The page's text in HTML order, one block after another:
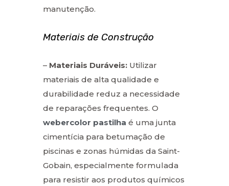
manutenção.
Materiais de Construção
– Materiais Duráveis: Utilizar
materiais de alta qualidade e
durabilidade reduz a necessidade
de reparações frequentes. O
webercolor pastilha é uma junta
cimentícia para betumação de
piscinas e zonas húmidas da Saint-
Gobain, especialmente formulada
para resistir aos produtos químicos